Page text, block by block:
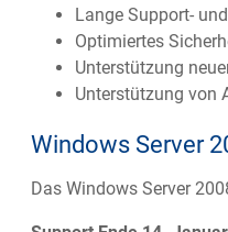
Lange Support-
Optimiertes
Unterstützung
Unterstützung von
Windows Server
Das Windows Server